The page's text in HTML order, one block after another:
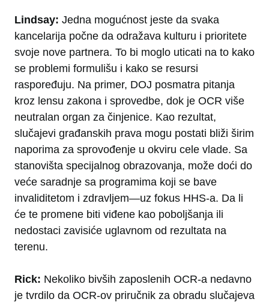
Lindsay: Jedna mogućnost jeste da svaka
kancelarija počne da odražava kulturu i prioritete
svoje nove partnera. To bi moglo uticati na to kako
se problemi formulišu i kako se resursi
raspoređuju. Na primer, DOJ posmatra pitanja
kroz lensu zakona i sprovedbe, dok je OCR više
neutralan organ za činjenice. Kao rezultat,
slučajevi građanskih prava mogu postati bliži širim
naporima za sprovođenje u okviru cele vlade. Sa
stanovišta specijalnog obrazovanja, može doći do
veće saradnje sa programima koji se bave
invaliditetom i zdravljem—uz fokus HHS-a. Da li
će te promene biti viđene kao poboljšanja ili
nedostaci zavisiće uglavnom od rezultata na
terenu.
Rick: Nekoliko bivših zaposlenih OCR-a nedavno
je tvrdilo da OCR-ov priručnik za obradu slučajeva